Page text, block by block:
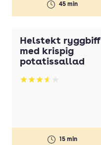
45 min
Helstekt ryggbiff
med krispig
potatissallad
Betyg: 3.54 av 5
15 min